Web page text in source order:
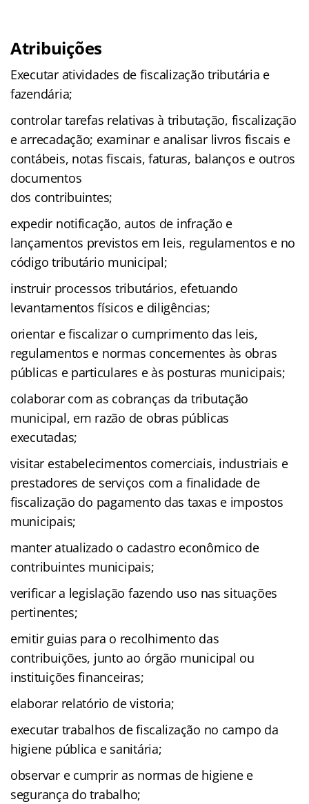
Atribuições
Executar atividades de fiscalização tributária e
fazendária;
controlar tarefas relativas à tributação, fiscalização
e arrecadação; examinar e analisar livros fiscais e
contábeis, notas fiscais, faturas, balanços e outros
documentos
dos contribuintes;
expedir notificação, autos de infração e
lançamentos previstos em leis, regulamentos e no
código tributário municipal;
instruir processos tributários, efetuando
levantamentos físicos e diligências;
orientar e fiscalizar o cumprimento das leis,
regulamentos e normas concernentes às obras
públicas e particulares e às posturas municipais;
colaborar com as cobranças da tributação
municipal, em razão de obras públicas
executadas;
visitar estabelecimentos comerciais, industriais e
prestadores de serviços com a finalidade de
fiscalização do pagamento das taxas e impostos
municipais;
manter atualizado o cadastro econômico de
contribuintes municipais;
verificar a legislação fazendo uso nas situações
pertinentes;
emitir guias para o recolhimento das
contribuições, junto ao órgão municipal ou
instituições financeiras;
elaborar relatório de vistoria;
executar trabalhos de fiscalização no campo da
higiene pública e sanitária;
observar e cumprir as normas de higiene e
segurança do trabalho;